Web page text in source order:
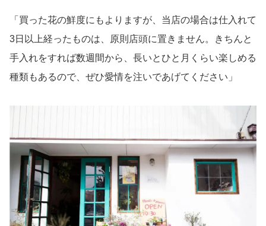
「買った花の鮮度にもよりますが、当店の場合は仕入れて
3日以上経ったものは、原則店頭に置きません。きちんと
手入れをすれば数週間から、長いとひと月くらい楽しめる
種類もあるので、ぜひ愛情を注いであげてください」